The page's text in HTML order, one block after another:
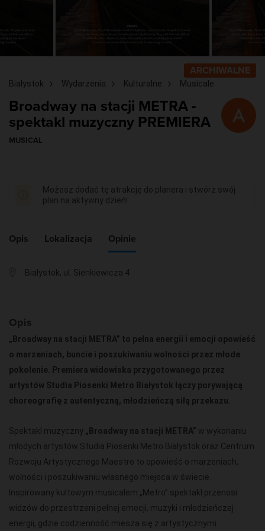
ARCHIWALNE
Białystok Wydarzenia Kulturalne Musicale
Broadway na stacji METRA -
spektakl muzyczny PREMIERA
MUSICAL
Możesz dodać tę atrakcję do planera i stwórz swój
plan na aktywny dzień!
Opis Lokalizacja Opinie
Białystok, ul. Sienkiewicza 4
Opis
„Broadway na stacji METRA” to pełna energii i emocji opowieść
o marzeniach, buncie i poszukiwaniu wolności przez młode
pokolenie. Premiera widowiska przygotowanego przez
artystów Studia Piosenki Metro Białystok łączy porywającą
choreografię z autentyczną, młodzieńczą siłą przekazu.
Spektakl muzyczny „Broadway na stacji METRA” w wykonaniu
młodych artystów Studia Piosenki Metro Białystok oraz Centrum
Rozwoju Artystycznego Maestro to opowieść o marzeniach,
wolności i poszukiwaniu własnego miejsca w świecie.
Inspirowany kultowym musicalem „Metro” spektakl przenosi
widzów do przestrzeni pełnej emocji, muzyki i młodzieńczej
energii, gdzie codzienność miesza się z artystycznymi